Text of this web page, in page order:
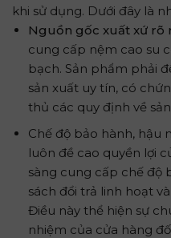
khi sử dụng. Dưới đây là
Nguồn gốc xuất xứ rõ
cung cấp nệm cao su
bạch. Sản phẩm phải
sản xuất uy tín, có
thủ các quy định về
Chế độ bảo hành, hậu
luôn đề cao quyền lợi
sàng cung cấp chế độ
sách đổi trả linh hoạt
Điều này thể hiện sự
nhiệm của cửa hàng